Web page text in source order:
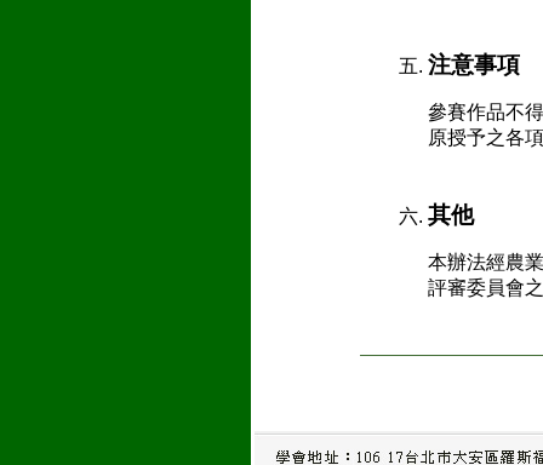
注意事項
參賽作品不
原授予之各
其他
本辦法經農
評審委員會